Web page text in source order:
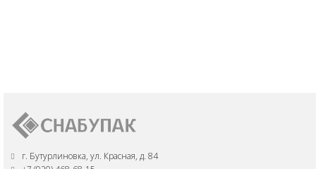
г. Бутурлиновка, ул. Красная, д. 84